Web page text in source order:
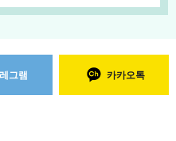
그램 카카오톡